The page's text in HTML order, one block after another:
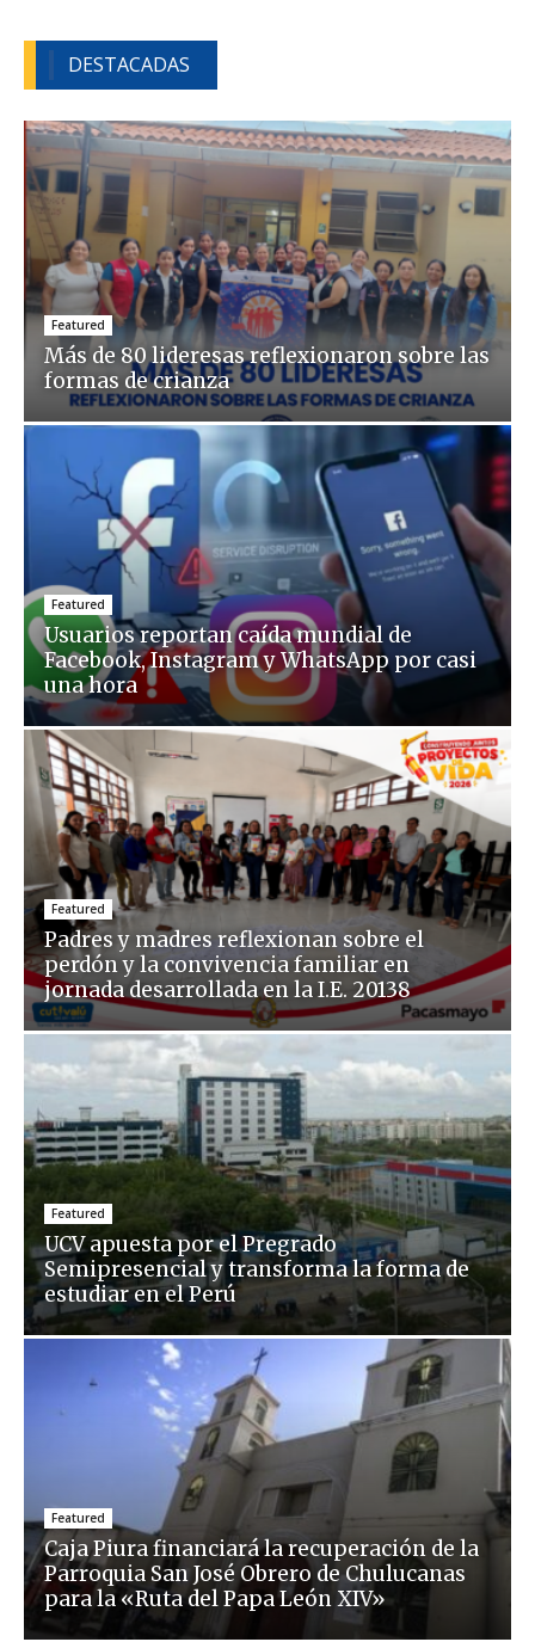
DESTACADAS
Featured
Más de 80 lideresas reflexionaron sobre las
formas de crianza
Featured
Usuarios reportan caída mundial de
Facebook, Instagram y WhatsApp por casi
una hora
Featured
Padres y madres reflexionan sobre el
perdón y la convivencia familiar en
jornada desarrollada en la I.E. 20138
Featured
UCV apuesta por el Pregrado
Semipresencial y transforma la forma de
estudiar en el Perú
Featured
Caja Piura financiará la recuperación de la
Parroquia San José Obrero de Chulucanas
para la «Ruta del Papa León XIV»